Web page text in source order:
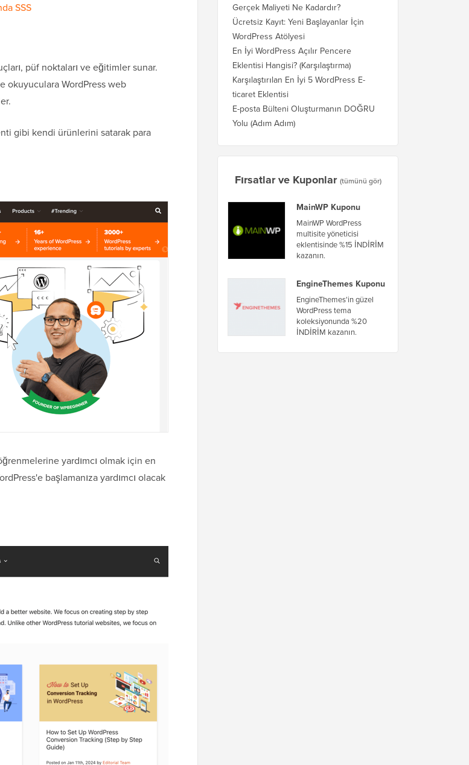
SSS
püf noktaları ve eğitimler sunar.
okuyuculara WordPress web
gibi kendi ürünlerini satarak para
yardımcı olmak için en
başlamanıza yardımcı olacak
Gerçek Maliyeti Ne Kadardır?
Ücretsiz Kayıt: Yeni Başlayanlar İçin
WordPress Atölyesi
En İyi WordPress Açılır Pencere
Eklentisi Hangisi? (Karşılaştırma)
Karşılaştırılan En İyi 5 WordPress E-
ticaret Eklentisi
E-posta Bülteni Oluşturmanın DOĞRU
Yolu (Adım Adım)
Fırsatlar ve Kuponlar (tümünü gör)
MainWP Kuponu
MainWP WordPress
multisite yöneticisi
eklentisinde %15 İNDİRİM
kazanın.
EngineThemes Kuponu
EngineThemes'in güzel
WordPress tema
koleksiyonunda %20
İNDİRİM kazanın.